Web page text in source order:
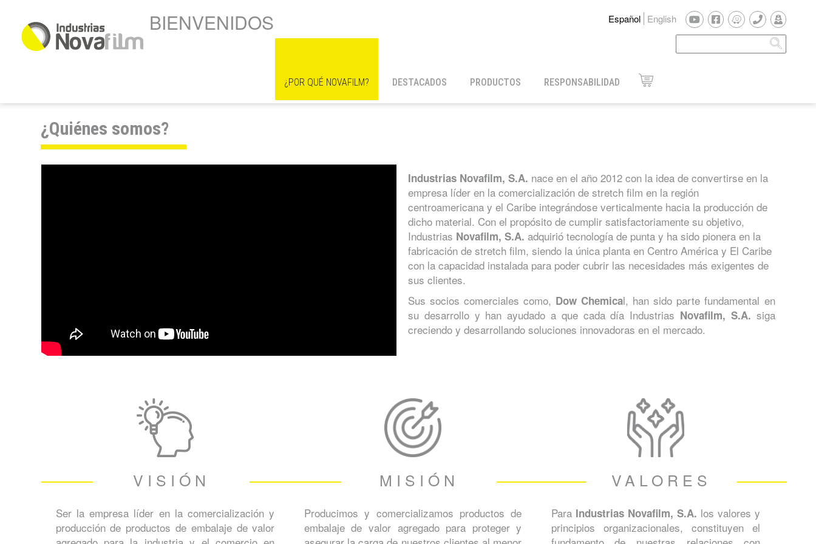
BIENVENIDOS
¿POR QUÉ NOVAFILM? DESTACADOS PRODUCTOS RESPONSABILIDAD
Español English
Formulario
¿Quiénes somos?
Industrias Novafilm, S.A. nace en el año 2012 con la idea de convertirse en la
empresa líder en la comercialización de stretch film en la región
centroamericana y el Caribe integrándose verticalmente hacia la producción de
dicho material. Con el propósito de cumplir satisfactoriamente su objetivo,
Industrias Novafilm, S.A. adquirió tecnología de punta y ha sido pionera en la
fabricación de stretch film, siendo la única planta en Centro América y El Caribe
con la capacidad instalada para poder cubrir las necesidades más exigentes de
sus clientes.
Sus socios comerciales como, Dow Chemical, han sido parte fundamental en
su desarrollo y han ayudado a que cada día Industrias Novafilm, S.A. siga
creciendo y desarrollando soluciones innovadoras en el mercado.
VISIÓN MISIÓN VALORES
Ser la empresa líder en la comercialización y
producción de productos de embalaje de valor
Producimos y comercializamos productos de
embalaje de valor agregado para proteger y
Para Industrias Novafilm, S.A. los valores y
principios organizacionales, constituyen el